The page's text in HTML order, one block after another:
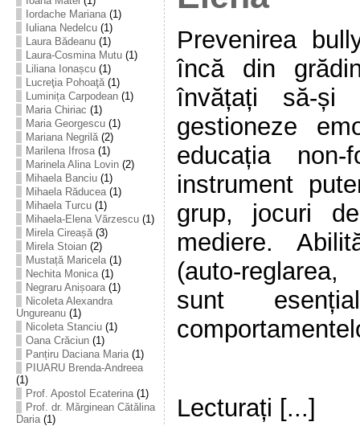
Iordache Mariana(1)
Iuliana Nedelcu(1)
Laura Bădeanu(1)
Laura-Cosmina Mutu(1)
Liliana Ionașcu(1)
Lucreţia Pohoaţă(1)
Luminița Carpodean(1)
Maria Chiriac (1)
Maria Georgescu(1)
Mariana Negrilă(2)
Marilena Ifrosa(1)
Marinela Alina Lovin(2)
Mihaela Banciu(1)
Mihaela Răducea(1)
Mihaela Turcu(1)
Mihaela-Elena Vărzescu(1)
Mirela Cireașă(3)
Mirela Stoian(2)
Mustață Maricela(1)
Nechita Monica(1)
Negraru Anișoara(1)
Nicoleta Alexandra
Ungureanu(1)
Nicoleta Stanciu(1)
Oana Crăciun(1)
Panțiru Daciana Maria(1)
PIUARU Brenda-Andreea
(1)
Prof. Apostol Ecaterina(1)
Prof. dr. Mărginean Cătălina
Daria(1)
Prevenirea
încă din
învățați să-și
gestioneze
educația
instrument
grup, jocuri
mediere.
(auto-
sunt
Lecturați [...]